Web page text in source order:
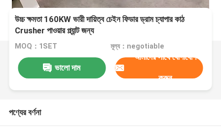
উচ্চ ক্ষমতা 160KW ভারী দায়িত্ব চেইন ফিডার ড্রাম চ্যাপার কাঠ
Crusher পাওয়ার প্ল্যান্ট জন্য
MOQ：1SET মূল্য：negotiable
ভালো দাম
আমাদের সাথে যোগাযোগ
করুন
পণ্যের বর্ণনা